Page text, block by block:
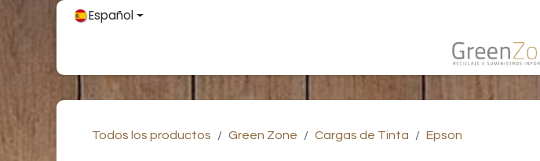
Ir al contenidoEspañol
Todos los productos Green Zone Cargas de Tinta Epson